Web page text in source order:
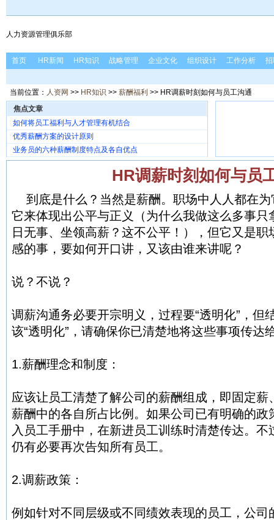
人力资源管理俱乐部
首页 HR新闻 HR知识 战略管理 企业文化 组织设计 工作分析
当前位置： 人资网 >> HR知识 >> 薪酬福利 >> HR调薪时刻如何与员工沟通
焦点文章
如何将员工福利与人才管理有机结合
优秀薪酬方案的设计原则
业务员的六种薪酬制度特点及各自优点
HR调薪时刻如何与员
到底是什么？当然是薪酬。职场中人人都在
它来体现出公平与正义（为什么我做这么多事只
日无事、坐领高薪？这不公平！），但它又是
感的事，要如何开口讲，又该由谁来讲呢？
说？不说？
调薪沟通务必要开宗明义，过程要“透明化”，但
该“透明化”，请确保你已清楚地将这些事项传达
1.薪酬理念和制度：
应该让员工清楚了解公司的薪酬组成，即固定
薪酬中的各自所占比例。如果公司已有明确的政
入员工手册中，在新进员工训练时清楚传达。
仍有必要再次告知所有员工。
2.调薪政策：
例如针对不同层级或不同绩效表现的员工，公司